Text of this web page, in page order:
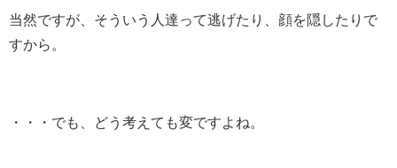
当然ですが、そういう人達って逃げたり、顔を隠したりで
すから。
・・・でも、どう考えても変ですよね。